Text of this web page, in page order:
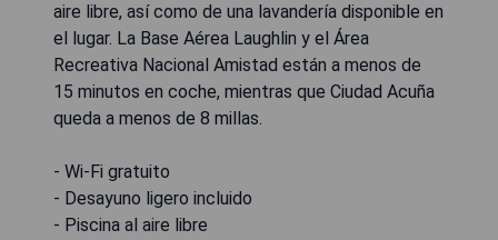
aire libre, así como de una lavandería disponible en
el lugar. La Base Aérea Laughlin y el Área
Recreativa Nacional Amistad están a menos de
15 minutos en coche, mientras que Ciudad Acuña
queda a menos de 8 millas.
- Wi-Fi gratuito
- Desayuno ligero incluido
- Piscina al aire libre